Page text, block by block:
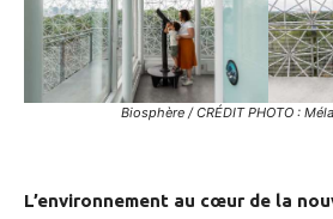
Biosphère / CRÉDIT PHOTO :
L’environnement au cœur de la